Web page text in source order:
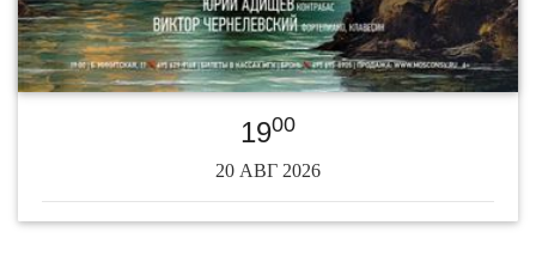
1900
20 АВГ 2026